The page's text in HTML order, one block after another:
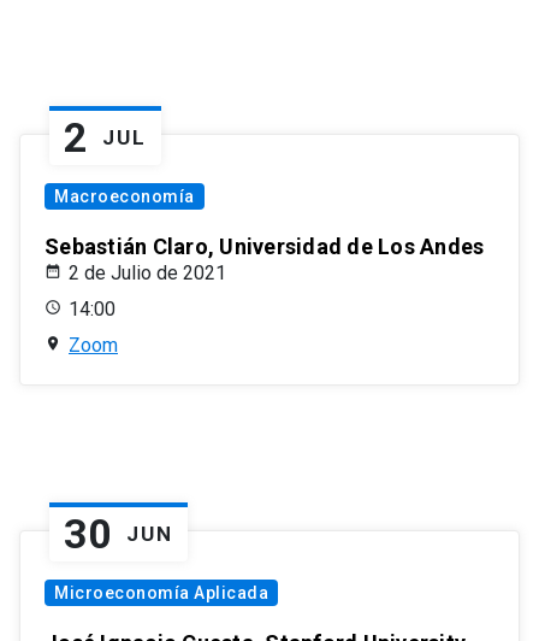
2 JUL
Macroeconomía
Sebastián Claro, Universidad de Los Andes
2 de Julio de 2021
14:00
Zoom
30 JUN
Microeconomía Aplicada